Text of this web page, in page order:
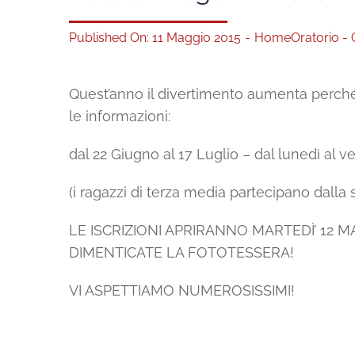
Published On: 11 Maggio 2015 - HomeOratorio -
Quest’anno il divertimento aumenta
le informazioni:
dal 22 Giugno al 17 Luglio – dal lunedì al
(i ragazzi di terza media partecipano dalla
LE ISCRIZIONI APRIRANNO MARTEDÌ’
DIMENTICATE LA FOTOTESSERA!
VI ASPETTIAMO NUMEROSISSIMI!